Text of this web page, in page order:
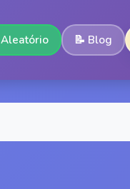
Aleatório 📝 Blog